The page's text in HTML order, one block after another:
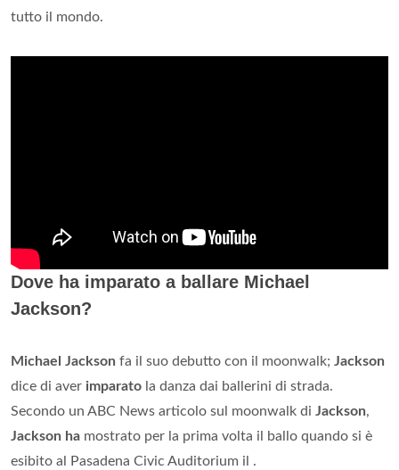
tutto il mondo.
Dove ha imparato a ballare Michael
Jackson?
Michael Jackson fa il suo debutto con il moonwalk; Jackson
dice di aver imparato la danza dai ballerini di strada.
Secondo un ABC News articolo sul moonwalk di Jackson,
Jackson ha mostrato per la prima volta il ballo quando si è
esibito al Pasadena Civic Auditorium il .